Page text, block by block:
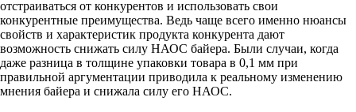
отстраиваться от конкурентов и использовать свои
конкурентные преимущества. Ведь чаще всего именно нюансы
свойств и характеристик продукта конкурента дают
возможность снижать силу НАОС байера. Были случаи, когда
даже разница в толщине упаковки товара в 0,1 мм при
правильной аргументации приводила к реальному изменению
мнения байера и снижала силу его НАОС.